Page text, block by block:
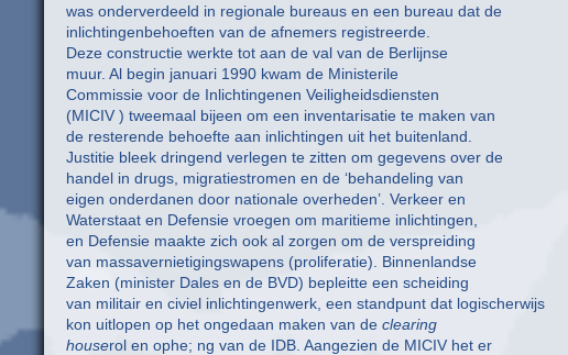
was onderverdeeld in regionale bureaus en een bureau dat de
inlichtingenbehoeften van de afnemers registreerde.
Deze constructie werkte tot aan de val van de Berlijnse
muur. Al begin januari 1990 kwam de Ministerile
Commissie voor de Inlichtingenen Veiligheidsdiensten
(MICIV ) tweemaal bijeen om een inventarisatie te maken van
de resterende behoefte aan inlichtingen uit het buitenland.
Justitie bleek dringend verlegen te zitten om gegevens over de
handel in drugs, migratiestromen en de ‘behandeling van
eigen onderdanen door nationale overheden’. Verkeer en
Waterstaat en Defensie vroegen om maritieme inlichtingen,
en Defensie maakte zich ook al zorgen om de verspreiding
van massavernietigingswapens (proliferatie). Binnenlandse
Zaken (minister Dales en de BVD) bepleitte een scheiding
van militair en civiel inlichtingenwerk, een standpunt dat logischerwijs
kon uitlopen op het ongedaan maken van de clearing
houserol en ophe; ng van de IDB. Aangezien de MICIV het er